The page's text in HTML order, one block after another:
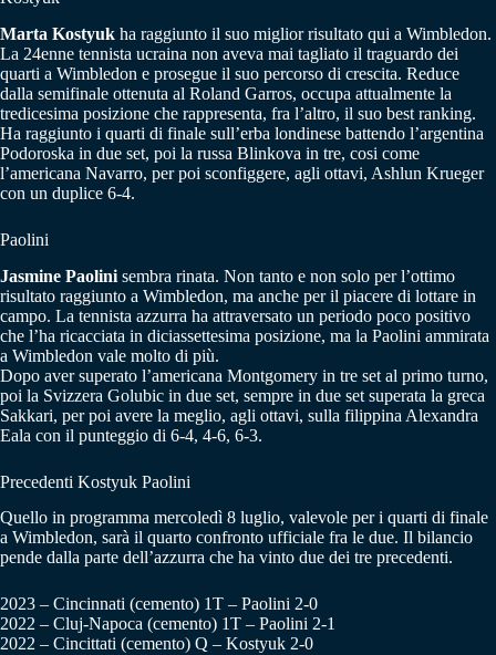
Marta Kostyuk ha raggiunto il suo miglior risultato qui a Wimbledon.
La 24enne tennista ucraina non aveva mai tagliato il traguardo dei
quarti a Wimbledon e prosegue il suo percorso di crescita. Reduce
dalla semifinale ottenuta al Roland Garros, occupa attualmente la
tredicesima posizione che rappresenta, fra l’altro, il suo best ranking.
Ha raggiunto i quarti di finale sull’erba londinese battendo l’argentina
Podoroska in due set, poi la russa Blinkova in tre, cosi come
l’americana Navarro, per poi sconfiggere, agli ottavi, Ashlun Krueger
con un duplice 6-4.
Paolini
Jasmine Paolini sembra rinata. Non tanto e non solo per l’ottimo
risultato raggiunto a Wimbledon, ma anche per il piacere di lottare in
campo. La tennista azzurra ha attraversato un periodo poco positivo
che l’ha ricacciata in diciassettesima posizione, ma la Paolini ammirata
a Wimbledon vale molto di più.
Dopo aver superato l’americana Montgomery in tre set al primo turno,
poi la Svizzera Golubic in due set, sempre in due set superata la greca
Sakkari, per poi avere la meglio, agli ottavi, sulla filippina Alexandra
Eala con il punteggio di 6-4, 4-6, 6-3.
Precedenti Kostyuk Paolini
Quello in programma mercoledì 8 luglio, valevole per i quarti di finale
a Wimbledon, sarà il quarto confronto ufficiale fra le due. Il bilancio
pende dalla parte dell’azzurra che ha vinto due dei tre precedenti.
2023 – Cincinnati (cemento) 1T – Paolini 2-0
2022 – Cluj-Napoca (cemento) 1T – Paolini 2-1
2022 – Cincittati (cemento) Q – Kostyuk 2-0